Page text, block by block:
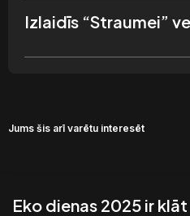
Izlaidīs “Straumei”
Jums šis arī varētu interesēt
Eko dienas 2025 ir klāt